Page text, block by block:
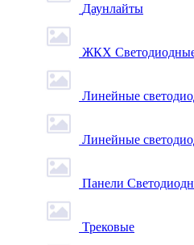
Даунлайты
ЖКХ Светодиодные
Линейные
Линейные
Панели
Трековые